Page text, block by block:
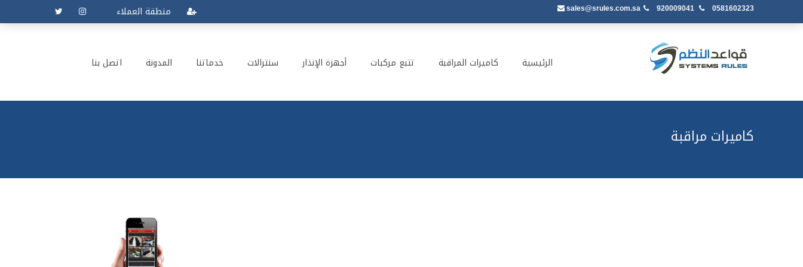
sales@srules.com.sa 920009041 0581602323 منطقة العملاء
الرئيسية كاميرات المراقبة تتبع مركبات أجهزة الإنذار سنترالات خدماتنا المدونة اتصل بنا
كاميرات مراقبة